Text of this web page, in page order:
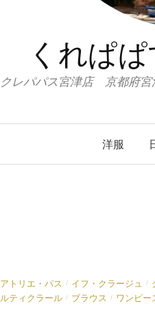
くれぱ
クレパパス宮津店 京都府
洋服
アトリエ・パス / イフ・クラージュ /
ルティクラール / ブラウス / ワンピー